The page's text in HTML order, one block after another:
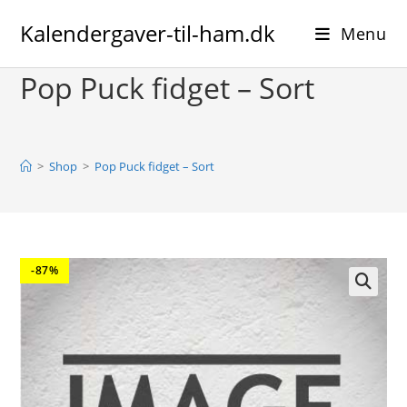
Kalendergaver-til-ham.dk Menu
Pop Puck fidget – Sort
> Shop > Pop Puck fidget – Sort
-87%